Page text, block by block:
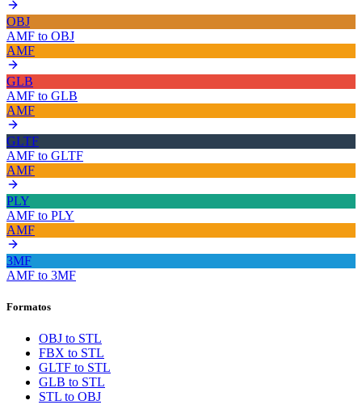
OBJ
AMF to OBJ
AMF
GLB
AMF to GLB
AMF
GLTF
AMF to GLTF
AMF
PLY
AMF to PLY
AMF
3MF
AMF to 3MF
Formatos
OBJ to STL
FBX to STL
GLTF to STL
GLB to STL
STL to OBJ